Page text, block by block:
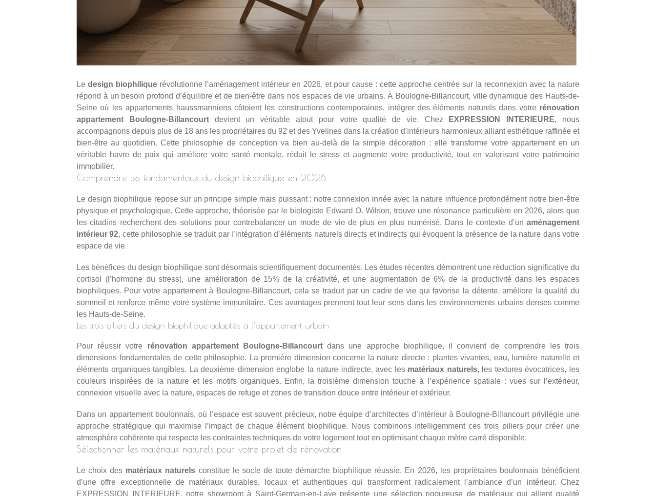
Le design biophilique révolutionne l’aménagement intérieur en 2026, et pour cause : cette approche centrée sur la reconnexion avec la nature
répond à un besoin profond d’équilibre et de bien-être dans nos espaces de vie urbains. À Boulogne-Billancourt, ville dynamique des Hauts-de-
Seine où les appartements haussmanniens côtoient les constructions contemporaines, intégrer des éléments naturels dans votre rénovation
appartement Boulogne-Billancourtdevient un véritable atout pour votre qualité de vie. Chez EXPRESSION INTERIEURE, nous
accompagnons depuis plus de 18 ans les propriétaires du 92 et des Yvelines dans la création d’intérieurs harmonieux alliant esthétique raffinée et
bien-être au quotidien. Cette philosophie de conception va bien au-delà de la simple décoration : elle transforme votre appartement en un
véritable havre de paix qui améliore votre santé mentale, réduit le stress et augmente votre productivité, tout en valorisant votre patrimoine
immobilier.
Comprendre les fondamentaux du design biophilique en 2026
Le design biophilique repose sur un principe simple mais puissant : notre connexion innée avec la nature influence profondément notre bien-être
physique et psychologique. Cette approche, théorisée par le biologiste Edward O. Wilson, trouve une résonance particulière en 2026, alors que
les citadins recherchent des solutions pour contrebalancer un mode de vie de plus en plus numérisé. Dans le contexte d’un aménagement
intérieur 92, cette philosophie se traduit par l’intégration d’éléments naturels directs et indirects qui évoquent la présence de la nature dans votre
espace de vie.
Les bénéfices du design biophilique sont désormais scientifiquement documentés. Les études récentes démontrent une réduction significative du
cortisol (l’hormone du stress), une amélioration de 15% de la créativité, et une augmentation de 6% de la productivité dans les espaces
biophiliques. Pour votre appartement à Boulogne-Billancourt, cela se traduit par un cadre de vie qui favorise la détente, améliore la qualité du
sommeil et renforce même votre système immunitaire. Ces avantages prennent tout leur sens dans les environnements urbains denses comme
les Hauts-de-Seine.
Les trois piliers du design biophilique adaptés à l’appartement urbain
Pour réussir votre rénovation appartement Boulogne-Billancourt dans une approche biophilique, il convient de comprendre les trois
dimensions fondamentales de cette philosophie. La première dimension concerne la nature directe : plantes vivantes, eau, lumière naturelle et
éléments organiques tangibles. La deuxième dimension englobe la nature indirecte, avec les matériaux naturels, les textures évocatrices, les
couleurs inspirées de la nature et les motifs organiques. Enfin, la troisième dimension touche à l’expérience spatiale : vues sur l’extérieur,
connexion visuelle avec la nature, espaces de refuge et zones de transition douce entre intérieur et extérieur.
Dans un appartement boulonnais, où l’espace est souvent précieux, notre équipe d’architectes d’intérieur à Boulogne-Billancourtprivilégie une
approche stratégique qui maximise l’impact de chaque élément biophilique. Nous combinons intelligemment ces trois piliers pour créer une
atmosphère cohérente qui respecte les contraintes techniques de votre logement tout en optimisant chaque mètre carré disponible.
Sélectionner les matériaux naturels pour votre projet de rénovation
Le choix des matériaux naturels constitue le socle de toute démarche biophilique réussie. En 2026, les propriétaires boulonnais bénéficient
d’une offre exceptionnelle de matériaux durables, locaux et authentiques qui transforment radicalement l’ambiance d’un intérieur. Chez
EXPRESSION INTERIEURE, notre showroom à Saint-Germain-en-Laye présente une sélection rigoureuse de matériaux qui allient qualité